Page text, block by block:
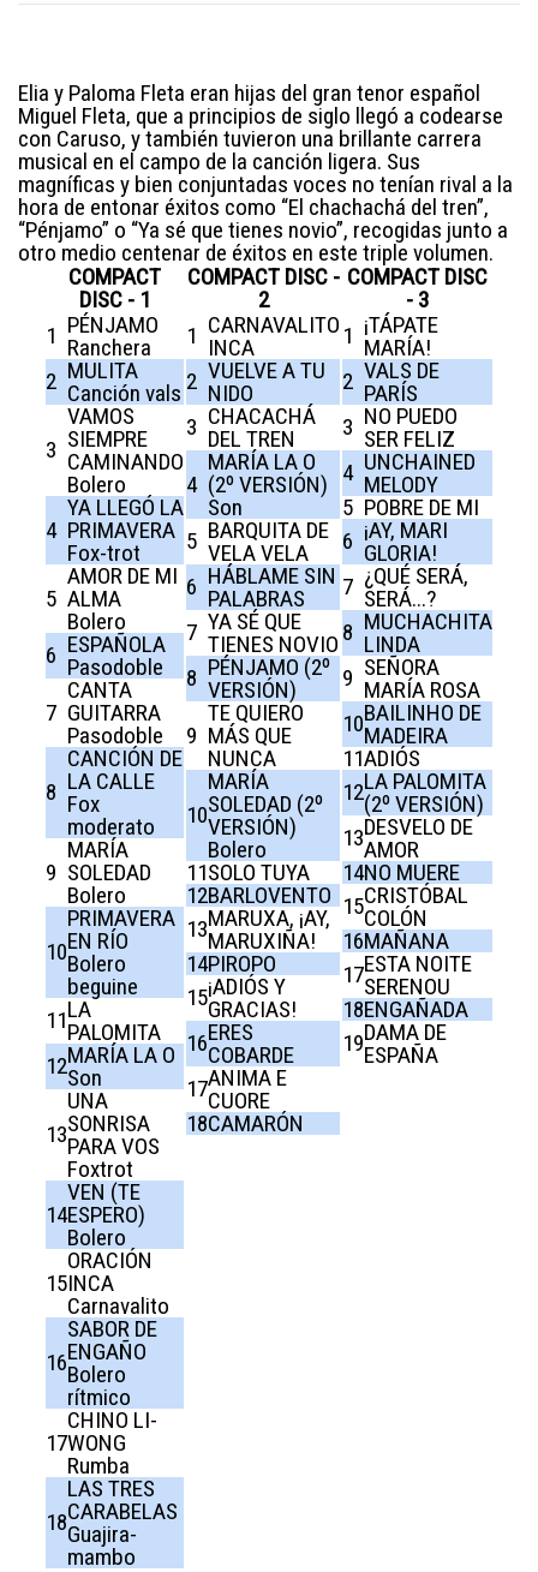
Elia y Paloma Fleta eran hijas del gran tenor español
Miguel Fleta, que a principios de siglo llegó a codearse
con Caruso, y también tuvieron una brillante carrera
musical en el campo de la canción ligera. Sus
magníficas y bien conjuntadas voces no tenían rival a la
hora de entonar éxitos como “El chachachá del tren”,
“Pénjamo” o “Ya sé que tienes novio”, recogidas junto a
otro medio centenar de éxitos en este triple volumen.
COMPACT
DISC - 1
COMPACT DISC -
2
COMPACT DISC
- 3
1 PÉNJAMO
Ranchera
2 MULITA
Canción vals
3
VAMOS
SIEMPRE
CAMINANDO
Bolero
4
YA LLEGÓ LA
PRIMAVERA
Fox-trot
5
AMOR DE MI
ALMA
Bolero
6 ESPAÑOLA
Pasodoble
7
CANTA
GUITARRA
Pasodoble
8
CANCIÓN DE
LA CALLE
Fox
moderato
9
MARÍA
SOLEDAD
Bolero
10
PRIMAVERA
EN RÍO
Bolero
beguine
11LA
PALOMITA
12MARÍA LA O
Son
13
UNA
SONRISA
PARA VOS
Foxtrot
14
VEN (TE
ESPERO)
Bolero
15
ORACIÓN
INCA
Carnavalito
16
SABOR DE
ENGAÑO
Bolero
rítmico
17
CHINO LI-
WONG
Rumba
18
LAS TRES
CARABELAS
Guajira-
mambo
1 CARNAVALITO
INCA
2 VUELVE A TU
NIDO
3 CHACACHÁ
DEL TREN
4
MARÍA LA O
(2º VERSIÓN)
Son
5 BARQUITA DE
VELA VELA
6 HÁBLAME SIN
PALABRAS
7 YA SÉ QUE
TIENES NOVIO
8 PÉNJAMO (2º
VERSIÓN)
9
TE QUIERO
MÁS QUE
NUNCA
10
MARÍA
SOLEDAD (2º
VERSIÓN)
Bolero
11SOLO TUYA
12BARLOVENTO
13MARUXA, ¡AY,
MARUXIÑA!
14PIROPO
15¡ADIÓS Y
GRACIAS!
16ERES
COBARDE
17ANIMA E
CUORE
18CAMARÓN
1 ¡TÁPATE
MARÍA!
2 VALS DE
PARÍS
3 NO PUEDO
SER FELIZ
4 UNCHAINED
MELODY
5 POBRE DE MI
6 ¡AY, MARI
GLORIA!
7 ¿QUÉ SERÁ,
SERÁ...?
8 MUCHACHITA
LINDA
9 SEÑORA
MARÍA ROSA
10BAILINHO DE
MADEIRA
11ADIÓS
12LA PALOMITA
(2º VERSIÓN)
13DESVELO DE
AMOR
14NO MUERE
15CRISTÓBAL
COLÓN
16MAÑANA
17ESTA NOITE
SERENOU
18ENGAÑADA
19DAMA DE
ESPAÑA